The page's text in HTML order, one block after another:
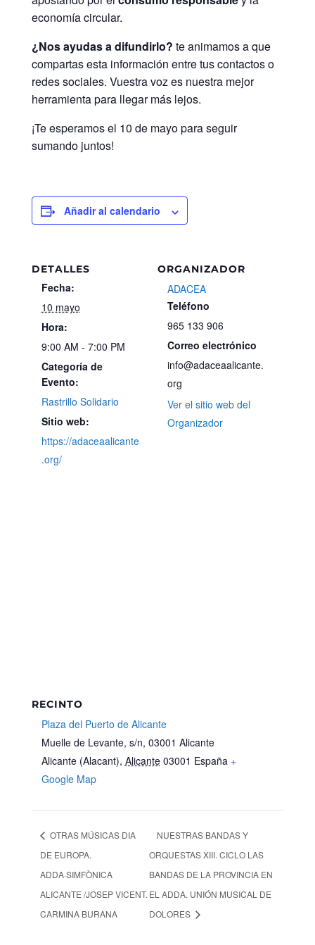
economía circular.
¿Nos ayudas a difundirlo? te animamos a que
compartas esta información entre tus contactos o
redes sociales. Vuestra voz es nuestra mejor
herramienta para llegar más lejos.
¡Te esperamos el 10 de mayo para seguir
sumando juntos!
Añadir al calendario
DETALLES
Fecha:
10 mayo
Hora:
9:00 AM - 7:00 PM
Categoría de
Evento:
Rastrillo Solidario
Sitio web:
https://adaceaalicante
.org/
ORGANIZADOR
ADACEA
Teléfono
965 133 906
Correo electrónico
info@adaceaalicante.
org
Ver el sitio web del
Organizador
RECINTO
Plaza del Puerto de Alicante
Muelle de Levante, s/n, 03001 Alicante
Alicante (Alacant), Alicante 03001 España +
Google Map
OTRAS MÚSICAS DIA
DE EUROPA.
ADDA·SIMFÒNICA
ALICANTE /JOSEP VICENT.
CARMINA BURANA
NUESTRAS BANDAS Y
ORQUESTAS XIII. CICLO LAS
BANDAS DE LA PROVINCIA EN
EL ADDA. UNIÓN MUSICAL DE
DOLORES